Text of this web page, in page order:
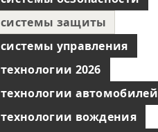
системы защиты
системы управления
технологии 2026
технологии автомобилей
технологии вождения